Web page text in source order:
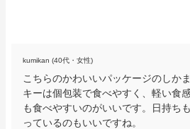
kumikan (40代・女性)
こちらのかわいいパッケージのしか
キーは個包装で食べやすく、軽い食
も食べやすいのがいいです。日持ち
っているのもいいですね。